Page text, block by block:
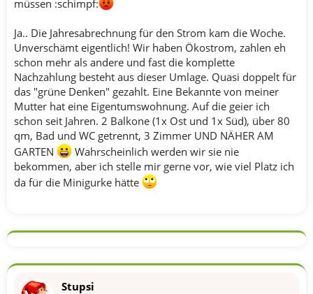
müssen :schimpf:
Ja.. Die Jahresabrechnung für den Strom kam die Woche.
Unverschämt eigentlich! Wir haben Ökostrom, zahlen eh
schon mehr als andere und fast die komplette
Nachzahlung besteht aus dieser Umlage. Quasi doppelt für
das "grüne Denken" gezahlt. Eine Bekannte von meiner
Mutter hat eine Eigentumswohnung. Auf die geier ich
schon seit Jahren. 2 Balkone (1x Ost und 1x Süd), über 80
qm, Bad und WC getrennt, 3 Zimmer UND NÄHER AM
GARTEN
Wahrscheinlich werden wir sie nie
bekommen, aber ich stelle mir gerne vor, wie viel Platz ich
da für die Minigurke hätte
Stupsi